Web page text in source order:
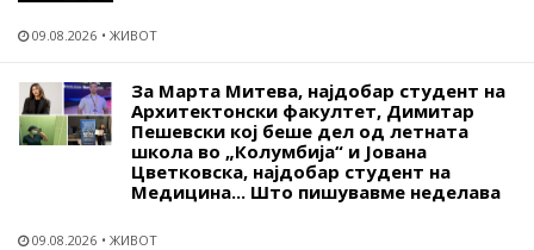
09.08.2026 ЖИВОТ
За Марта Митева, најдобар студент на
Архитектонски факултет, Димитар
Пешевски кој беше дел од летната
школа во „Колумбија“ и Јована
Цветковска, најдобар студент на
Медицина... Што пишувавме неделава
09.08.2026 ЖИВОТ